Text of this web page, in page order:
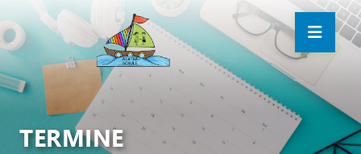
TERMINE